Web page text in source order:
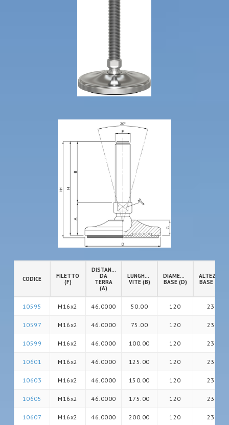
CODICE
FILETTO
(F)
DISTANZA
DA
TERRA
(A)
LUNGHEZZA
VITE (B)
DIAMETRO
BASE (D)
ALTEZZA
BASE (G)
10595 M16x2 46.0000 50.00 120 23
10597 M16x2 46.0000 75.00 120 23
10599 M16x2 46.0000 100.00 120 23
10601 M16x2 46.0000 125.00 120 23
10603 M16x2 46.0000 150.00 120 23
10605 M16x2 46.0000 175.00 120 23
10607 M16x2 46.0000 200.00 120 23